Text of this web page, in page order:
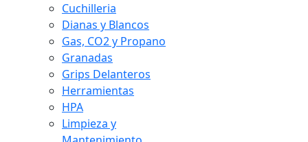
Cuchilleria
Dianas y Blancos
Gas, CO2 y Propano
Granadas
Grips Delanteros
Herramientas
HPA
Limpieza y